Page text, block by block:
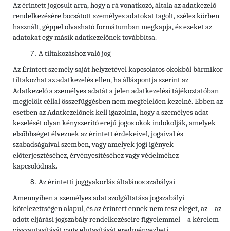
Az érintett jogosult arra, hogy a rá vonatkozó, általa az adatkezelő
rendelkezésére bocsátott személyes adatokat tagolt, széles körben
használt, géppel olvasható formátumban megkapja, és ezeket az
adatokat egy másik adatkezelőnek továbbítsa.
A tiltakozáshoz való jog
Az Érintett személy saját helyzetével kapcsolatos okokból bármikor
tiltakozhat az adatkezelés ellen, ha álláspontja szerint az
Adatkezelő a személyes adatát a jelen adatkezelési tájékoztatóban
megjelölt céllal összefüggésben nem megfelelően kezelné. Ebben az
esetben az Adatkezelőnek kell igazolnia, hogy a személyes adat
kezelését olyan kényszerítő erejű jogos okok indokolják, amelyek
elsőbbséget élveznek az érintett érdekeivel, jogaival és
szabadságaival szemben, vagy amelyek jogi igények
előterjesztéséhez, érvényesítéséhez vagy védelméhez
kapcsolódnak.
Az érintetti joggyakorlás általános szabályai
Amennyiben a személyes adat szolgáltatása jogszabályi
kötelezettségen alapul, és az érintett ennek nem tesz eleget, az – az
adott eljárási jogszabály rendelkezéseire figyelemmel – a kérelem